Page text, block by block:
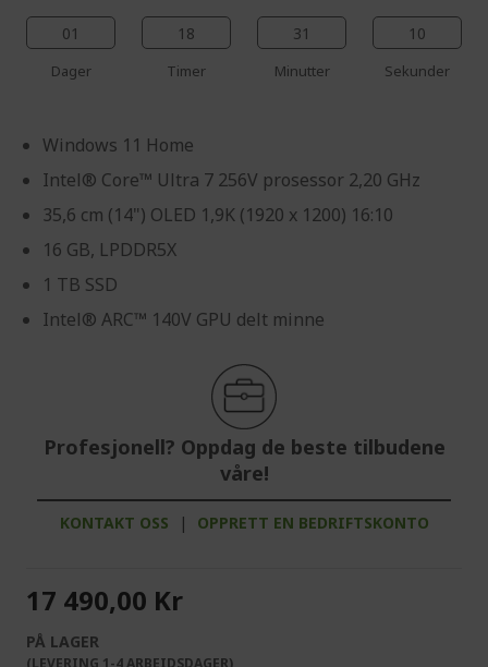
01
Dager
18
Timer
31
Minutter
09
Sekunder
Windows 11 Home
Intel® Core™ Ultra 7 256V prosessor 2,20 GHz
35,6 cm (14") OLED 1,9K (1920 x 1200) 16:10
16 GB, LPDDR5X
1 TB SSD
Intel® ARC™ 140V GPU delt minne
Profesjonell? Oppdag de beste tilbudene
våre!
KONTAKT OSS | OPPRETT EN BEDRIFTSKONTO
17 490,00 Kr
PÅ LAGER
(LEVERING 1-4 ARBEIDSDAGER)